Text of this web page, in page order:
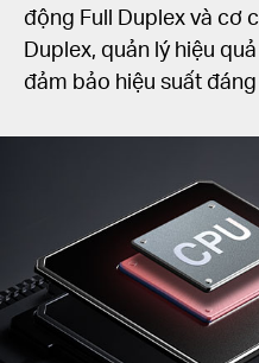
động Full Duplex và cơ
Duplex, quản lý hiệu
đảm bảo hiệu suất